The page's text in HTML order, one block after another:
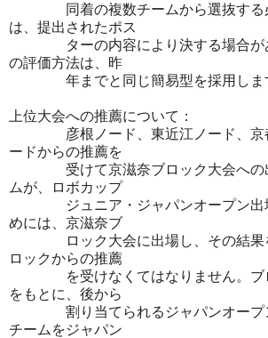
同着の複数チームから選抜する
は、提出されたポス
ターの内容により決する場合があ
の評価方法は、昨
年までと同じ簡易型を採用しま
上位大会への推薦について：
彦根ノード、東近江ノード、京都
ードからの推薦を
受けて京滋奈ブロック大会への出
ムが、ロボカップ
ジュニア・ジャパンオープン出場
めには、京滋奈ブ
ロック大会に出場し、その結果を
ロックからの推薦
を受けなくてはなりません。ブロ
をもとに、後から
割り当てられるジャパンオープン
チームをジャパン